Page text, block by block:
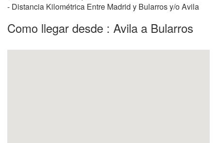
- Distancia Kilométrica Entre Madrid y Bularros y/o Avila
Como llegar desde : Avila a Bularros